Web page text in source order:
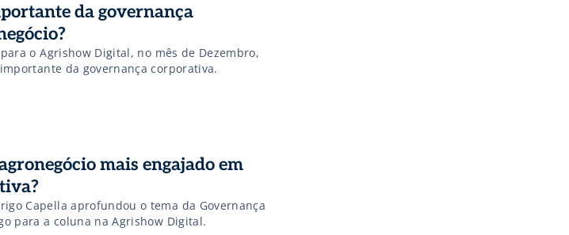
da governança
o Agrishow Digital, no mês de Dezembro,
da governança corporativa.
mais engajado em
Capella aprofundou o tema da Governança
para a coluna na Agrishow Digital.